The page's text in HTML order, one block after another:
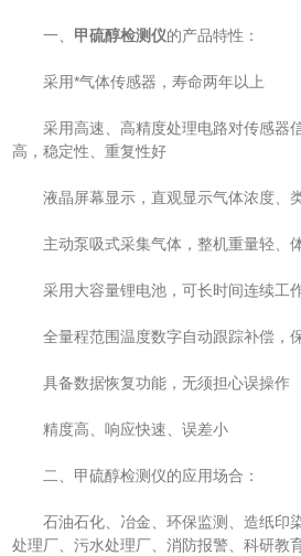
一、 甲硫醇检测仪的产品特性：
采用*气体传感器，寿命两年以上
采用高速、高精度处理电路对传感器
高，稳定性、重复性好
液晶屏幕显示，直观显示气体浓度、
主动泵吸式采集气体，整机重量轻、
采用大容量锂电池，可长时间连续工
全量程范围温度数字自动跟踪补偿，
具备数据恢复功能，无须担心误操作
精度高、响应快速、误差小
二、甲硫醇检测仪的应用场合：
石油石化、冶金、环保监测、造纸印
处理厂、污水处理厂、消防报警、科研教